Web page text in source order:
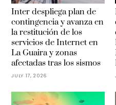
Inter despliega plan de
contingencia y avanza en
la restitución de los
servicios de Internet en
La Guaira y zonas
afectadas tras los sismos
JULY 17, 2026